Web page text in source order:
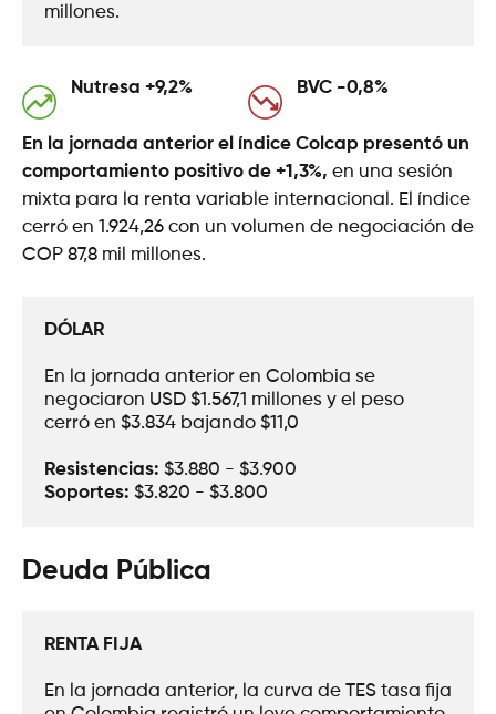
millones.
Nutresa +9,2% BVC -0,8%
En la jornada anterior el índice Colcap presentó un
comportamiento positivo de +1,3%, en una sesión
mixta para la renta variable internacional. El índice
cerró en 1.924,26 con un volumen de negociación de
COP 87,8 mil millones.
DÓLAR
En la jornada anterior en Colombia se
negociaron USD $1.567,1 millones y el peso
cerró en $3.834 bajando $11,0
Resistencias: $3.880 - $3.900
Soportes: $3.820 - $3.800
Deuda Pública
RENTA FIJA
En la jornada anterior, la curva de TES tasa fija